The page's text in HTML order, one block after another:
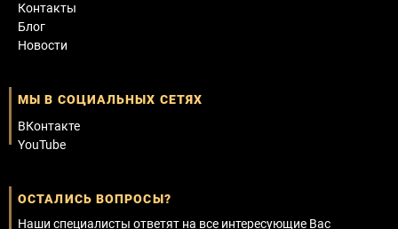
Контакты
Блог
Новости
МЫ В СОЦИАЛЬНЫХ СЕТЯХ
ВКонтакте
YouTube
ОСТАЛИСЬ ВОПРОСЫ?
Наши специалисты ответят на все интересующие Вас